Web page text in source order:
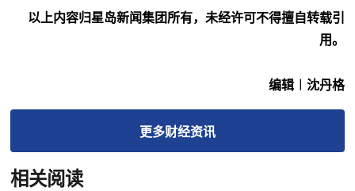
以上内容归星岛新闻集团所有，未经许可不得擅自转载引
用。
编辑︱沈丹格
更多财经资讯
相关阅读